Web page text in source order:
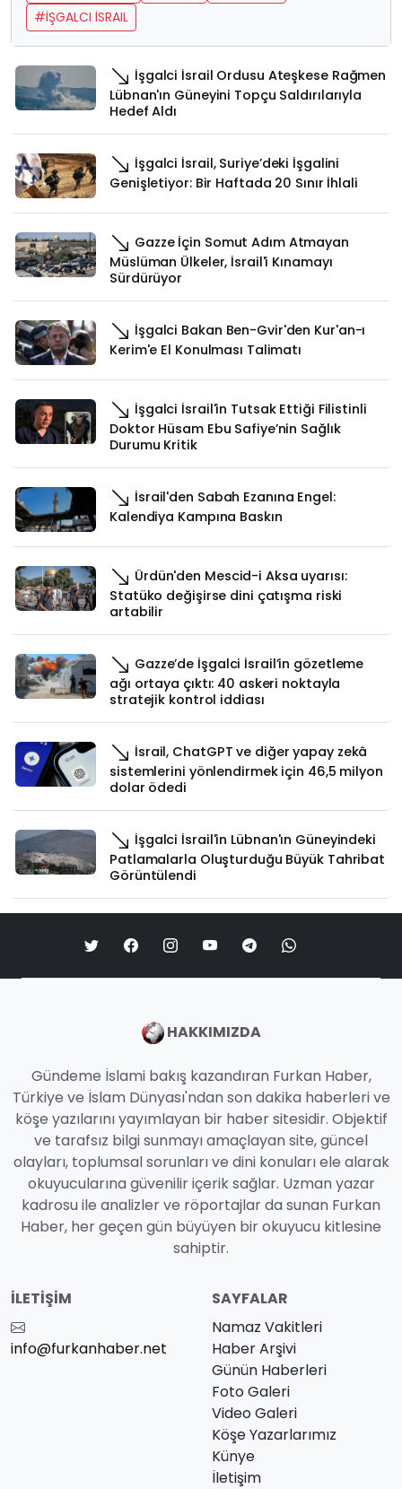
#İŞGALCI İSRAIL
İşgalci İsrail Ordusu Ateşkese Rağmen
Lübnan'ın Güneyini Topçu Saldırılarıyla
Hedef Aldı
İşgalci İsrail, Suriye’deki İşgalini
Genişletiyor: Bir Haftada 20 Sınır İhlali
Gazze İçin Somut Adım Atmayan
Müslüman Ülkeler, İsrail'i Kınamayı
Sürdürüyor
İşgalci Bakan Ben-Gvir'den Kur'an-ı
Kerim'e El Konulması Talimatı
İşgalci İsrail'in Tutsak Ettiği Filistinli
Doktor Hüsam Ebu Safiye’nin Sağlık
Durumu Kritik
İsrail'den Sabah Ezanına Engel:
Kalendiya Kampına Baskın
Ürdün'den Mescid-i Aksa uyarısı:
Statüko değişirse dini çatışma riski
artabilir
Gazze’de İşgalci İsrail’in gözetleme
ağı ortaya çıktı: 40 askeri noktayla
stratejik kontrol iddiası
İsrail, ChatGPT ve diğer yapay zekâ
sistemlerini yönlendirmek için 46,5 milyon
dolar ödedi
İşgalci İsrail'in Lübnan'ın Güneyindeki
Patlamalarla Oluşturduğu Büyük Tahribat
Görüntülendi
HAKKIMIZDA
Gündeme İslami bakış kazandıran Furkan Haber,
Türkiye ve İslam Dünyası'ndan son dakika haberleri ve
köşe yazılarını yayımlayan bir haber sitesidir. Objektif
ve tarafsız bilgi sunmayı amaçlayan site, güncel
olayları, toplumsal sorunları ve dini konuları ele alarak
okuyucularına güvenilir içerik sağlar. Uzman yazar
kadrosu ile analizler ve röportajlar da sunan Furkan
Haber, her geçen gün büyüyen bir okuyucu kitlesine
sahiptir.
İLETIŞIM
info@furkanhaber.net
SAYFALAR
Namaz Vakitleri
Haber Arşivi
Günün Haberleri
Foto Galeri
Video Galeri
Köşe Yazarlarımız
Künye
İletişim